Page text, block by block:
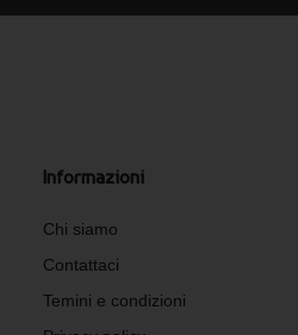
Informazioni
Chi siamo
Contattaci
Temini e condizioni